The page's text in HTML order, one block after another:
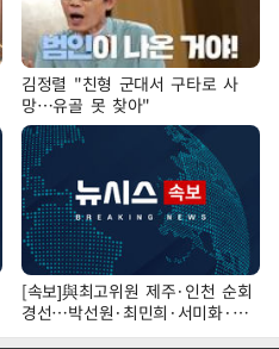
김정렬 "친형 군대서 구타로 사
망…유골 못 찾아"
[속보]與최고위원 제주·인천 순회
경선…박선원·최민희·서미화·한
민수·김용 순